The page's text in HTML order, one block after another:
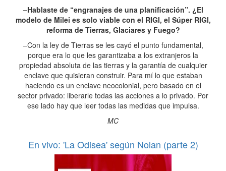
–Hablaste de “engranajes de una planificación”. ¿El
modelo de Milei es solo viable con el RIGI, el Súper RIGI,
reforma de Tierras, Glaciares y Fuego?
–Con la ley de Tierras se les cayó el punto fundamental,
porque era lo que les garantizaba a los extranjeros la
propiedad absoluta de las tierras y la garantía de cualquier
enclave que quisieran construir. Para mí lo que estaban
haciendo es un enclave neocolonial, pero basado en el
sector privado: liberarle todas las acciones a lo privado. Por
ese lado hay que leer todas las medidas que impulsa.
MC
En vivo: 'La Odisea' según Nolan (parte 2)